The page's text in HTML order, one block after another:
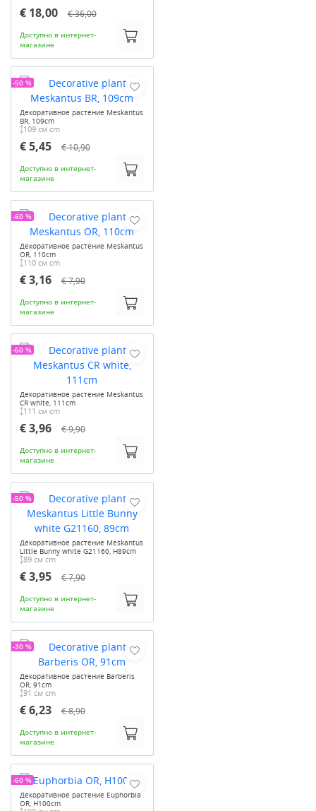
€ 18,00 € 36,00
Доступно в интернет-
магазине
Декоративное растение Meskantus
BR, 109cm
109 см cm
€ 5,45 € 10,90
Доступно в интернет-
магазине
-50 %
Декоративное растение Meskantus
OR, 110cm
110 см cm
€ 3,16 € 7,90
Доступно в интернет-
магазине
-60 %
Декоративное растение Meskantus
CR white, 111cm
111 см cm
€ 3,96 € 9,90
Доступно в интернет-
магазине
-60 %
Декоративное растение Meskantus
Little Bunny white G21160, H89cm
89 см cm
€ 3,95 € 7,90
Доступно в интернет-
магазине
-50 %
Декоративное растение Barberis
OR, 91cm
91 см cm
€ 6,23 € 8,90
Доступно в интернет-
магазине
-30 %
Декоративное растение Euphorbia
OR, H100cm
-60 %